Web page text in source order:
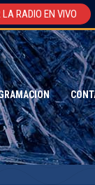
RADIO EN VIVO